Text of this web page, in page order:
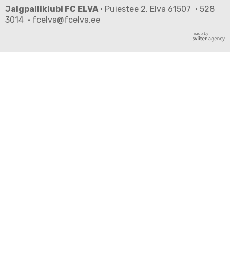
Jalgpalliklubi FC ELVA· Puiestee 2, Elva 61507 · 528
3014 · fcelva@fcelva.ee